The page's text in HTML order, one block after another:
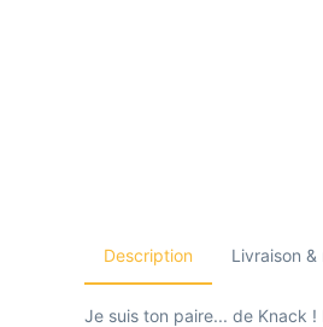
Description Livraison &
Je suis ton paire... de Knack